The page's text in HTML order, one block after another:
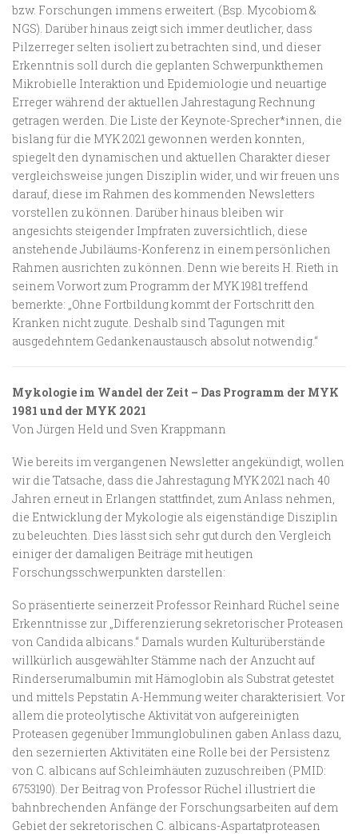
bzw. Forschungen immens erweitert. (Bsp. Mycobiom &
NGS). Darüber hinaus zeigt sich immer deutlicher, dass
Pilzerreger selten isoliert zu betrachten sind, und dieser
Erkenntnis soll durch die geplanten Schwerpunkthemen
Mikrobielle Interaktion und Epidemiologie und neuartige
Erreger während der aktuellen Jahrestagung Rechnung
getragen werden. Die Liste der Keynote-Sprecher*innen, die
bislang für die MYK 2021 gewonnen werden konnten,
spiegelt den dynamischen und aktuellen Charakter dieser
vergleichsweise jungen Disziplin wider, und wir freuen uns
darauf, diese im Rahmen des kommenden Newsletters
vorstellen zu können. Darüber hinaus bleiben wir
angesichts steigender Impfraten zuversichtlich, diese
anstehende Jubiläums-Konferenz in einem persönlichen
Rahmen ausrichten zu können. Denn wie bereits H. Rieth in
seinem Vorwort zum Programm der MYK 1981 treffend
bemerkte: „Ohne Fortbildung kommt der Fortschritt den
Kranken nicht zugute. Deshalb sind Tagungen mit
ausgedehntem Gedankenaustausch absolut notwendig.“
Mykologie im Wandel der Zeit – Das Programm der MYK
1981 und der MYK 2021
Von Jürgen Held und Sven Krappmann
Wie bereits im vergangenen Newsletter angekündigt, wollen
wir die Tatsache, dass die Jahrestagung MYK 2021 nach 40
Jahren erneut in Erlangen stattfindet, zum Anlass nehmen,
die Entwicklung der Mykologie als eigenständige Disziplin
zu beleuchten. Dies lässt sich sehr gut durch den Vergleich
einiger der damaligen Beiträge mit heutigen
Forschungsschwerpunkten darstellen:
So präsentierte seinerzeit Professor Reinhard Rüchel seine
Erkenntnisse zur „Differenzierung sekretorischer Proteasen
von Candida albicans.“ Damals wurden Kulturüberstände
willkürlich ausgewählter Stämme nach der Anzucht auf
Rinderserumalbumin mit Hämoglobin als Substrat getestet
und mittels Pepstatin A-Hemmung weiter charakterisiert. Vor
allem die proteolytische Aktivität von aufgereinigten
Proteasen gegenüber Immunglobulinen gaben Anlass dazu,
den sezernierten Aktivitäten eine Rolle bei der Persistenz
von C. albicans auf Schleimhäuten zuzuschreiben (PMID:
6753190). Der Beitrag von Professor Rüchel illustriert die
bahnbrechenden Anfänge der Forschungsarbeiten auf dem
Gebiet der sekretorischen C. albicans-Aspartatproteasen